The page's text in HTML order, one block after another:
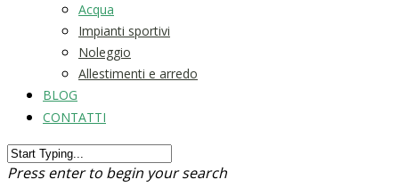
Acqua
Impianti sportivi
Noleggio
Allestimenti e arredo
BLOG
CONTATTI
Press enter to begin your search